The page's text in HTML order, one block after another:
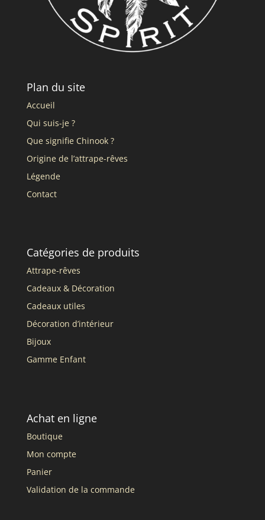
Plan du site
Accueil
Qui suis-je ?
Que signifie Chinook ?
Origine de l’attrape-rêves
Légende
Contact
Catégories de produits
Attrape-rêves
Cadeaux & Décoration
Cadeaux utiles
Décoration d’intérieur
Bijoux
Gamme Enfant
Achat en ligne
Boutique
Mon compte
Panier
Validation de la commande